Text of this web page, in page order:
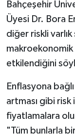
Bahçeşehir
Üyesi Dr. Bora
diğer riskli varlık
etkilendiğini
Enflasyona
artması gibi risk
fiyatlamalara
"Tüm bunlarla